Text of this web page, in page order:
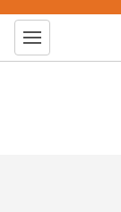
パワポン